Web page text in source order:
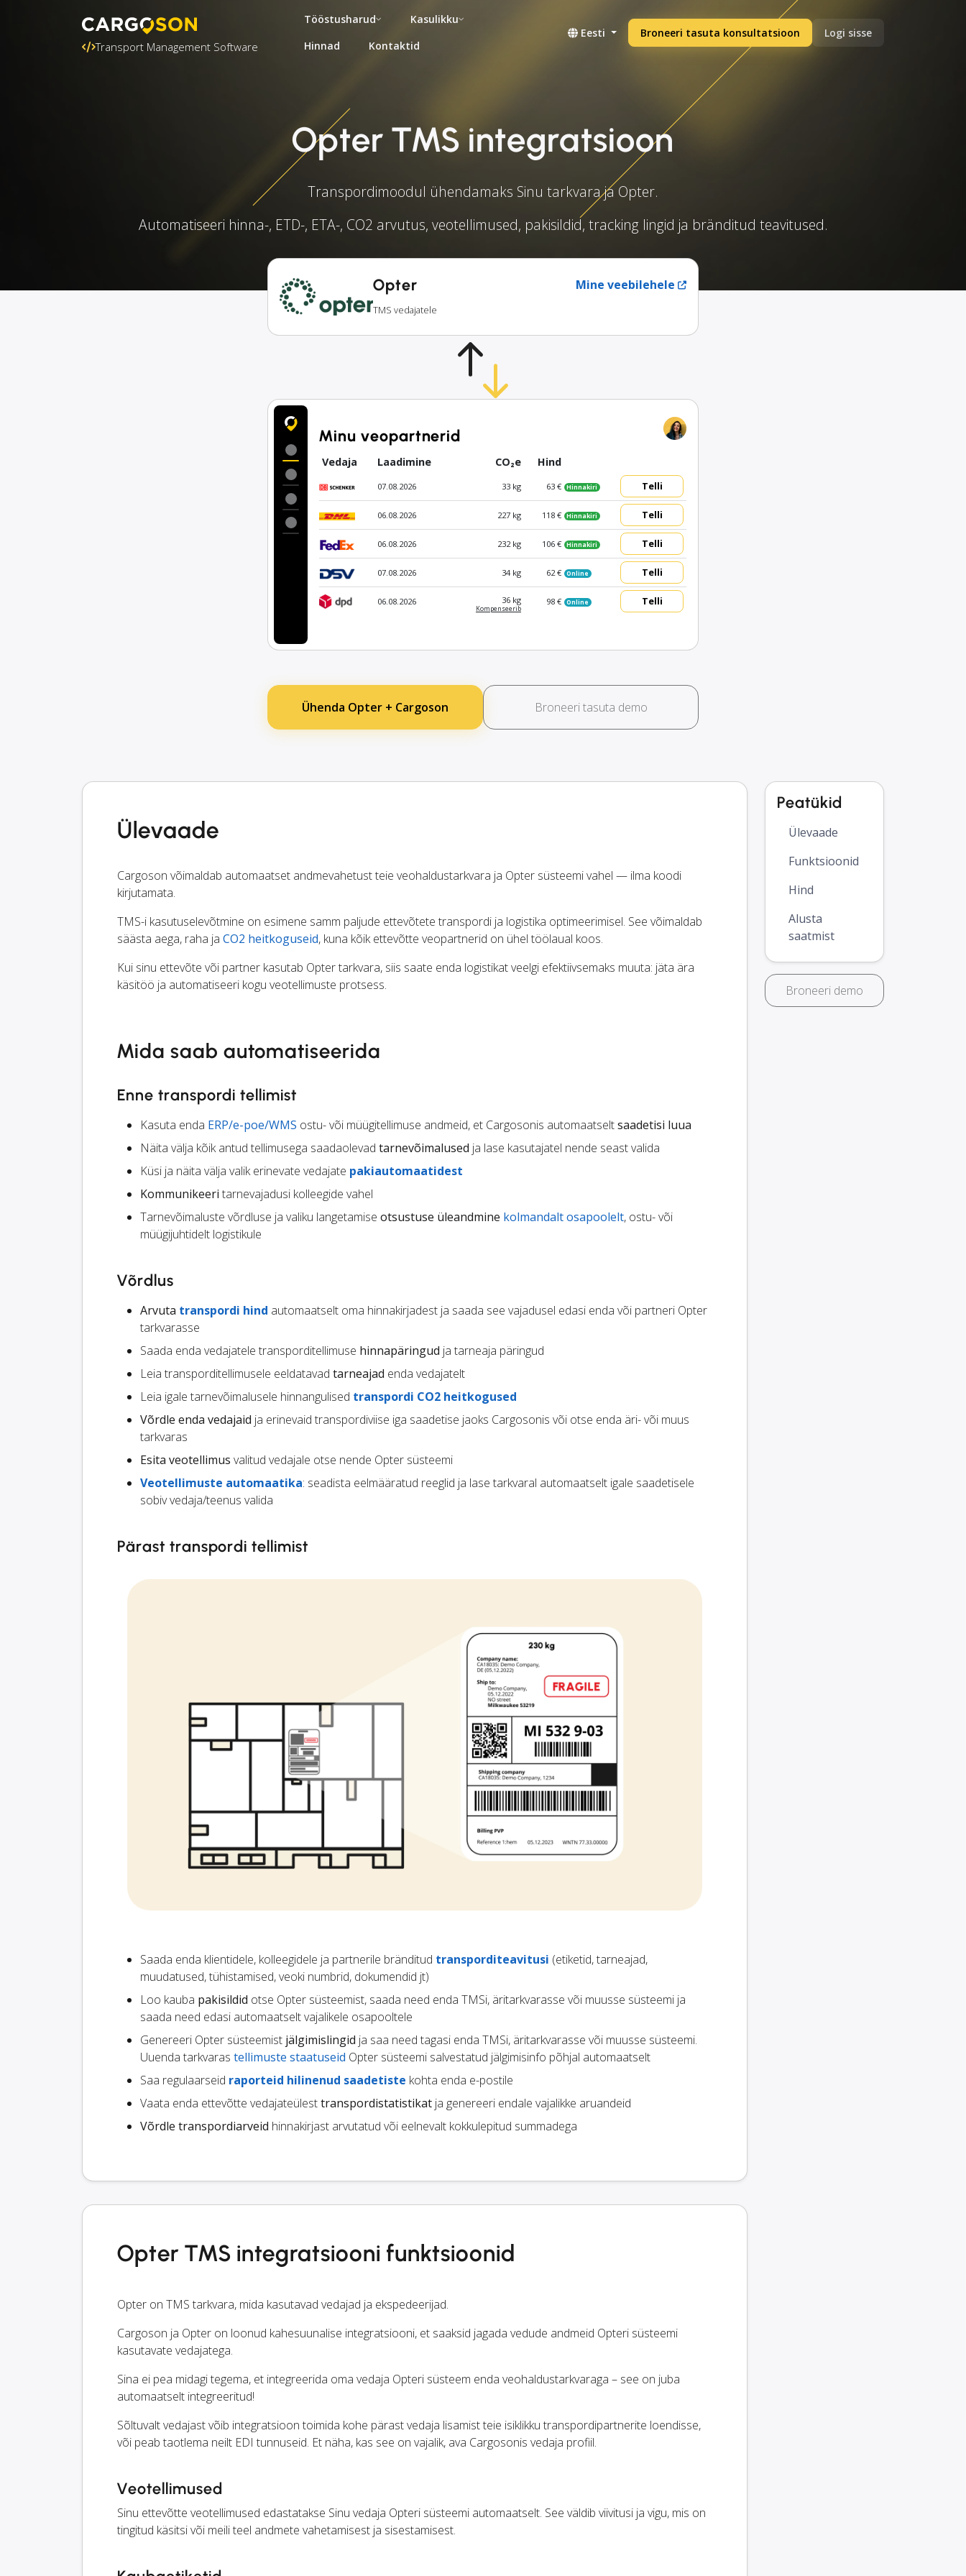
Transport Management Software
Tööstusharud
Kasulikku
Hinnad
Kontaktid
Eesti Broneeri tasuta konsultatsioon Logi sisse
Opter TMS integratsioon
Transpordimoodul ühendamaks Sinu tarkvara ja Opter.
Automatiseeri hinna-, ETD-, ETA-, CO2 arvutus, veotellimused, pakisildid, tracking lingid ja bränditud teavitused.
Opter Mine veebilehele
TMS vedajatele
Minu veopartnerid
Vedaja Laadimine CO₂e Hind
07.08.2026 33 kg 63 € Hinnakiri Telli
06.08.2026 227 kg 118 € Hinnakiri Telli
06.08.2026 232 kg 106 € Hinnakiri Telli
07.08.2026 34 kg 62 € Online Telli
06.08.2026 36 kg
Kompen­seerib
98 € Online Telli
Ühenda Opter + Cargoson Broneeri tasuta demo
Ülevaade
Cargoson võimaldab automaatset andmevahetust teie veohaldustarkvara ja Opter süsteemi vahel — ilma koodi
kirjutamata.
TMS-i kasutuselevõtmine on esimene samm paljude ettevõtete transpordi ja logistika optimeerimisel. See võimaldab
säästa aega, raha ja CO2 heitkoguseid, kuna kõik ettevõtte veopartnerid on ühel töölaual koos.
Kui sinu ettevõte või partner kasutab Opter tarkvara, siis saate enda logistikat veelgi efektiivsemaks muuta: jäta ära
käsitöö ja automatiseeri kogu veotellimuste protsess.
Mida saab automatiseerida
Enne transpordi tellimist
Kasuta enda ERP/e-poe/WMS ostu- või müügitellimuse andmeid, et Cargosonis automaatseltsaadetisi luua
Näita välja kõik antud tellimusega saadaolevad tarnevõimalused ja lase kasutajatel nende seast valida
Küsi ja näita välja valik erinevate vedajate pakiautomaatidest
Kommunikeeri tarnevajadusi kolleegide vahel
Tarnevõimaluste võrdluse ja valiku langetamise otsustuse üleandmine kolmandalt osapoolelt, ostu- või
müügijuhtidelt logistikule
Võrdlus
Arvuta transpordi hind automaatselt oma hinnakirjadest ja saada see vajadusel edasi enda või partneri Opter
tarkvarasse
Saada enda vedajatele transporditellimuse hinnapäringud ja tarneaja päringud
Leia transporditellimusele eeldatavad tarneajad enda vedajatelt
Leia igale tarnevõimalusele hinnangulised transpordi CO2 heitkogused
Võrdle enda vedajaid ja erinevaid transpordiviise iga saadetise jaoks Cargosonis või otse enda äri- või muus
tarkvaras
Esita veotellimus valitud vedajale otse nende Opter süsteemi
Veotellimuste automaatika: seadista eelmääratud reeglid ja lase tarkvaral automaatselt igale saadetisele
sobiv vedaja/teenus valida
Pärast transpordi tellimist
Saada enda klientidele, kolleegidele ja partnerile bränditud transporditeavitusi (etiketid, tarneajad,
muudatused, tühistamised, veoki numbrid, dokumendid jt)
Loo kauba pakisildid otse Opter süsteemist, saada need enda TMSi, äritarkvarasse või muusse süsteemi ja
saada need edasi automaatselt vajalikele osapooltele
Genereeri Opter süsteemist jälgimislingid ja saa need tagasi enda TMSi, äritarkvarasse või muusse süsteemi.
Uuenda tarkvaras tellimuste staatuseid Opter süsteemi salvestatud jälgimisinfo põhjal automaatselt
Saa regulaarseid raporteid hilinenud saadetiste kohta enda e-postile
Vaata enda ettevõtte vedajateülesttranspordistatistikat ja genereeri endale vajalikke aruandeid
Võrdle transpordiarveid hinnakirjast arvutatud või eelnevalt kokkulepitud summadega
Opter TMS integratsiooni funktsioonid
Opter on TMS tarkvara, mida kasutavad vedajad ja ekspedeerijad.
Cargoson ja Opter on loonud kahesuunalise integratsiooni, et saaksid jagada vedude andmeid Opteri süsteemi
kasutavate vedajatega.
Sina ei pea midagi tegema, et integreerida oma vedaja Opteri süsteem enda veohaldustarkvaraga – see on juba
automaatselt integreeritud!
Sõltuvalt vedajast võib integratsioon toimida kohe pärast vedaja lisamist teie isiklikku transpordipartnerite loendisse,
või peab taotlema neilt EDI tunnuseid. Et näha, kas see on vajalik, ava Cargosonis vedaja profiil.
Veotellimused
Sinu ettevõtte veotellimused edastatakse Sinu vedaja Opteri süsteemi automaatselt. See väldib viivitusi ja vigu, mis on
tingitud käsitsi või meili teel andmete vahetamisest ja sisestamisest.
Peatükid
Ülevaade
Funktsioonid
Hind
Alusta
saatmist
Broneeri demo